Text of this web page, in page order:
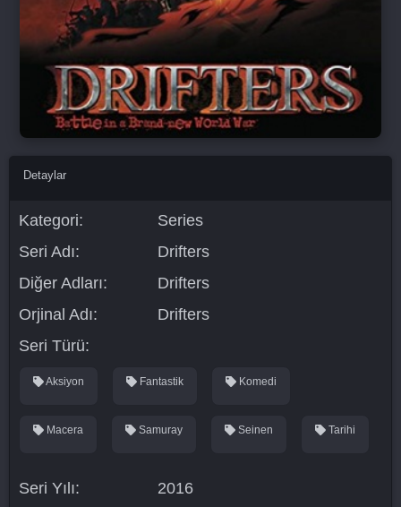
Detaylar
Kategori:
Series
Seri Adı:
Drifters
Diğer Adları:
Drifters
Orjinal Adı:
Drifters
Seri Türü:
Aksiyon Fantastik Komedi
Macera Samuray Seinen Tarihi
Seri Yılı:
2016